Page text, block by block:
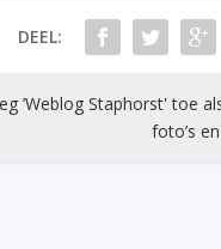
DEEL:
’Weblog Staphorst' toe
foto’s